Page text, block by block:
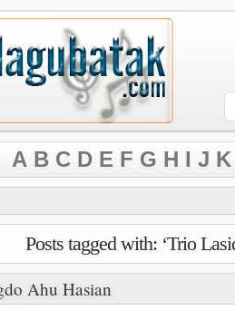
A B C D E F G H I J K
Posts tagged with: ‘Trio
Ahu Hasian